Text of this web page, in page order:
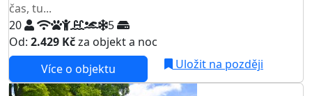
čas, tu...
20
5
Od: 2.429 Kčza objekt a noc
Více o objektu Uložit na později